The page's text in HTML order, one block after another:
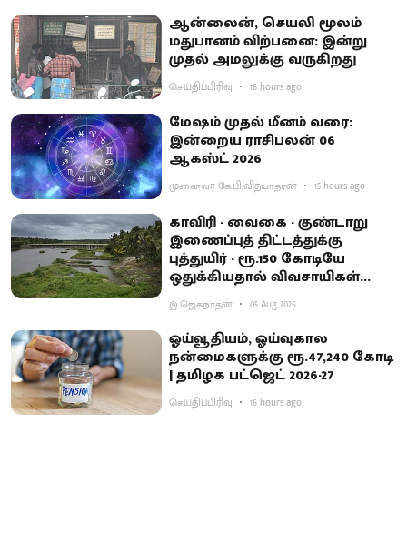
ஆன்லைன், செயலி மூலம்
மதுபானம் விற்பனை: இன்று
முதல் அமலுக்கு வருகிறது
செய்திப்பிரிவு 16 hours ago
மேஷம் முதல் மீனம் வரை:
இன்றைய ராசிபலன் 06
ஆகஸ்ட் 2026
முனைவர் கே.பி.வித்யாதரன் 15 hours ago
காவிரி - வைகை - குண்டாறு
இணைப்புத் திட்டத்துக்கு
புத்துயிர் - ரூ.150 கோடியே
ஒதுக்கியதால் விவசாயிகள்
ஏமாற்றம்
இ.ஜெகநாதன் 05 Aug 2026
ஓய்வூதியம், ஓய்வுகால
நன்மைகளுக்கு ரூ.47,240 கோடி
| தமிழக பட்ஜெட் 2026-27
செய்திப்பிரிவு 16 hours ago